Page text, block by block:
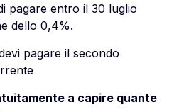
pagare entro il 30 luglio
dello 0,4%.
pagare il secondo
a capire quante